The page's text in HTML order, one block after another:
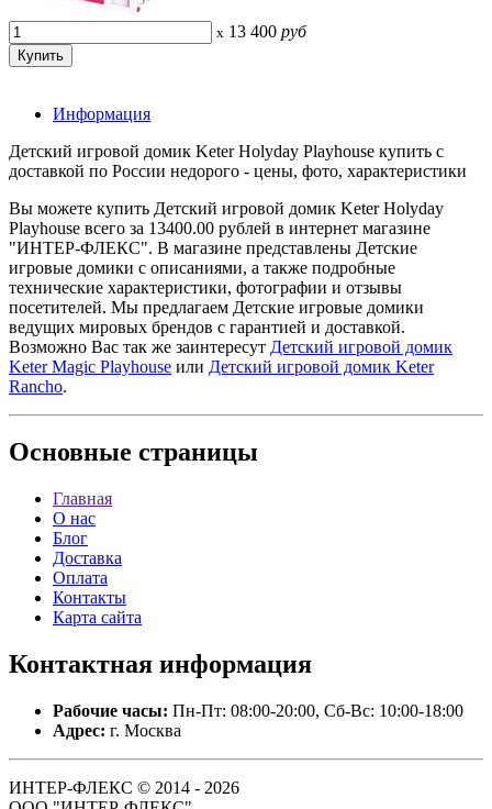
x 13 400 руб
Информация
Детский игровой домик Keter Holyday Playhouse купить с
доставкой по России недорого - цены, фото, характеристики
Вы можете купить Детский игровой домик Keter Holyday
Playhouse всего за 13400.00 рублей в интернет магазине
"ИНТЕР-ФЛЕКС". В магазине представлены Детские
игровые домики с описаниями, а также подробные
технические характеристики, фотографии и отзывы
посетителей. Мы предлагаем Детские игровые домики
ведущих мировых брендов с гарантией и доставкой.
Возможно Вас так же заинтересут Детский игровой домик
Keter Magic Playhouse или Детский игровой домик Keter
Rancho.
Основные страницы
Главная
О нас
Блог
Доставка
Оплата
Контакты
Карта сайта
Контактная информация
Рабочие часы: Пн-Пт: 08:00-20:00, Сб-Вс: 10:00-18:00
Адрес: г. Москва
ИНТЕР-ФЛЕКС © 2014 - 2026